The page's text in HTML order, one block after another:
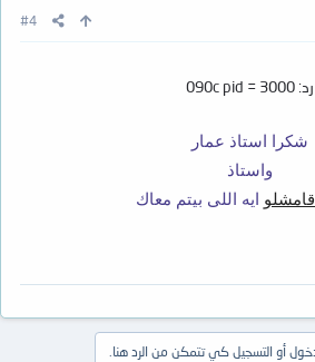
#4
رد: 090c pid = 3000
شكرا استاذ عمار
واستاذ
قامشلو ايه اللى بيتم معاك
أو التسجيل كي تتمكن من الرد هنا.